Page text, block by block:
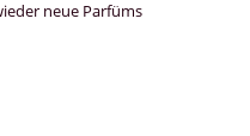
neue Parfüms